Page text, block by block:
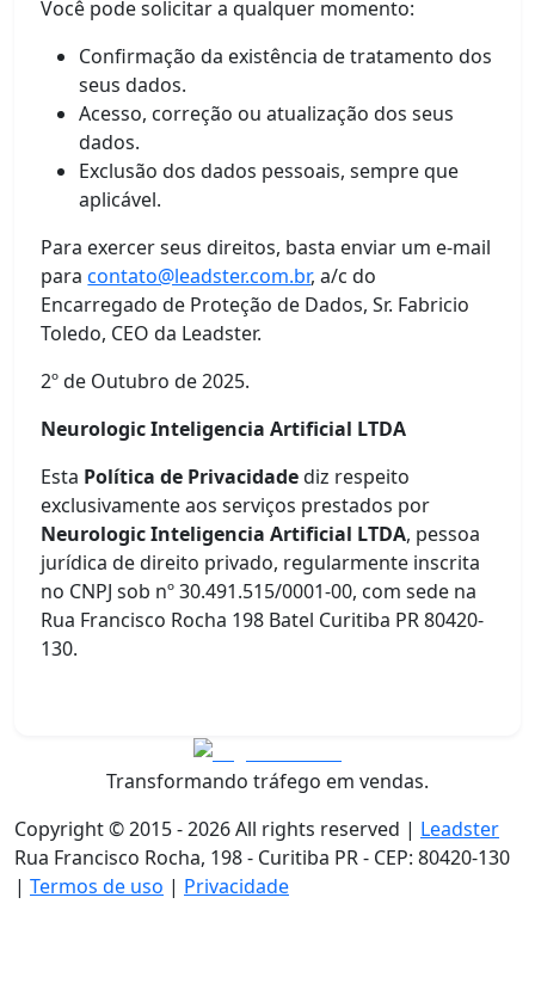
Você pode solicitar a qualquer momento:
Confirmação da existência de tratamento dos
seus dados.
Acesso, correção ou atualização dos seus
dados.
Exclusão dos dados pessoais, sempre que
aplicável.
Para exercer seus direitos, basta enviar um e-mail
para contato@leadster.com.br, a/c do
Encarregado de Proteção de Dados, Sr. Fabricio
Toledo, CEO da Leadster.
2º de Outubro de 2025.
Neurologic Inteligencia Artificial LTDA
Esta Política de Privacidadediz respeito
exclusivamente aos serviços prestados por
Neurologic Inteligencia Artificial LTDA, pessoa
jurídica de direito privado, regularmente inscrita
no CNPJ sob nº 30.491.515/0001-00, com sede na
Rua Francisco Rocha 198 Batel Curitiba PR 80420-
130.
Transformando tráfego em vendas.
Copyright © 2015 -2026All rights reserved | Leadster
Rua Francisco Rocha, 198 - Curitiba PR - CEP: 80420-130
| Termos de uso | Privacidade